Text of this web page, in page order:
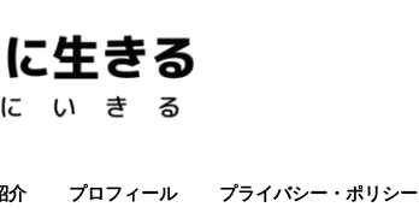
介 プロフィール プライバシー・ポリシー